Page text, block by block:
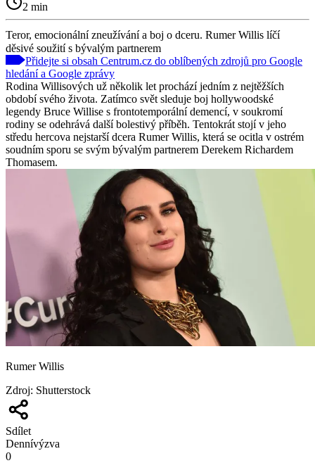
2 min
Teror, emocionální zneužívání a boj o dceru. Rumer Willis líčí
děsivé soužití s bývalým partnerem
Přidejte si obsah Centrum.cz do oblíbených zdrojů pro Google
hledání a Google zprávy
Rodina Willisových už několik let prochází jedním z nejtěžších
období svého života. Zatímco svět sleduje boj hollywoodské
legendy Bruce Willise s frontotemporální demencí, v soukromí
rodiny se odehrává další bolestivý příběh. Tentokrát stojí v jeho
středu hercova nejstarší dcera Rumer Willis, která se ocitla v ostrém
soudním sporu se svým bývalým partnerem Derekem Richardem
Thomasem.
Rumer Willis
Zdroj: Shutterstock
Sdílet
Dennívýzva
0